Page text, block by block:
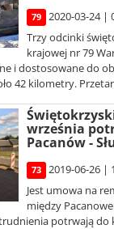
79
2020-03-24 |
Trzy odcinki
krajowej nr 79
i dostosowane do
42 kilometry.
września
Pacanów -
73
2019-06-26 |
Jest umowa na
między
potrwają do